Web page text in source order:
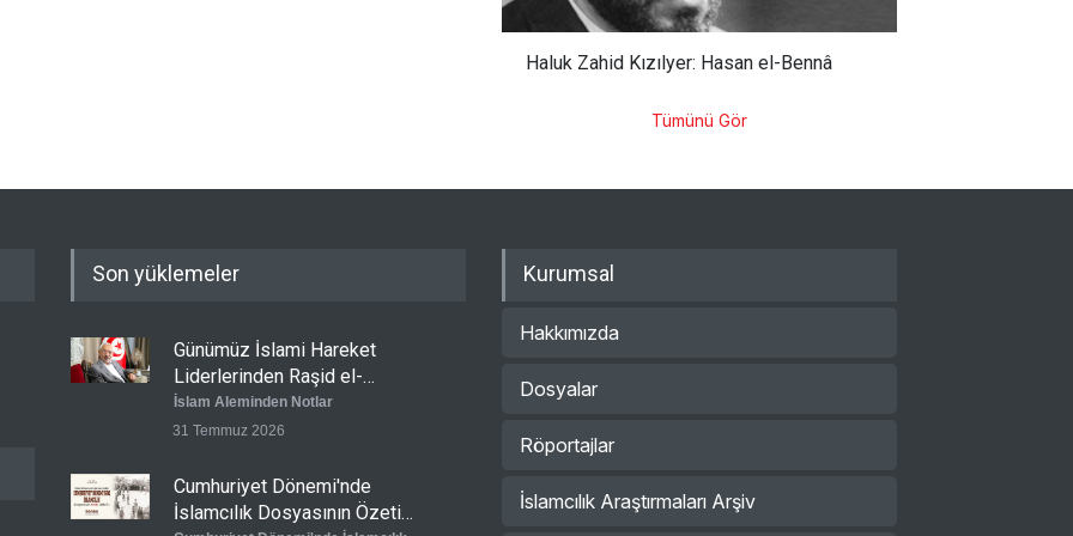
Haluk Zahid Kızılyer: Hasan el-Bennâ
Tümünü Gör
Son yüklemeler
Günümüz İslami Hareket
Liderlerinden Raşid el-
Gannuşi’ye Seküler Faşizmin
Zindanlarında Ağır Tecrit
İslam Aleminden Notlar
31 Temmuz 2026
Cumhuriyet Dönemi'nde
İslamcılık Dosyasının Özeti
Kurumsal
Hakkımızda
Dosyalar
Röportajlar
İslamcılık Araştırmaları Arşiv